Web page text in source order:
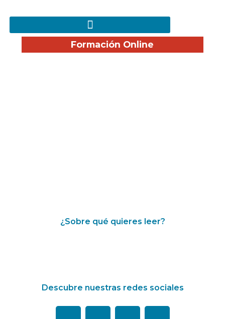
Formación Online
¿Sobre qué quieres leer?
Descubre nuestras redes sociales